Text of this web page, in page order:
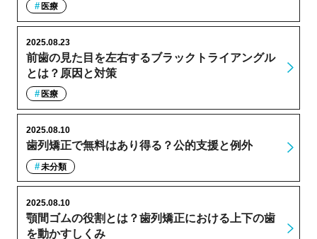
医療
前歯の見た目を左右するブラックトライアングル
とは？原因と対策
2025.08.23
医療
歯列矯正で無料はあり得る？公的支援と例外
2025.08.10
未分類
顎間ゴムの役割とは？歯列矯正における上下の歯
を動かすしくみ
2025.08.10